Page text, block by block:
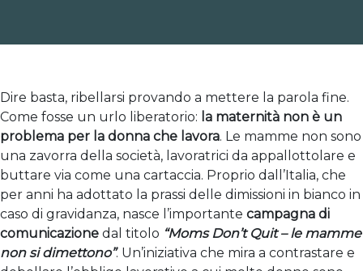
Dire basta, ribellarsi provando a mettere la parola fine.
Come fosse un urlo liberatorio: la maternità non è un
problema per la donna che lavora. Le mamme non sono
una zavorra della società, lavoratrici da appallottolare e
buttare via come una cartaccia. Proprio dall’Italia, che
per anni ha adottato la prassi delle dimissioni in bianco in
caso di gravidanza, nasce l’importante campagna di
comunicazione dal titolo “Moms Don’t Quit – le mamme
non si dimettono”. Un’iniziativa che mira a contrastare e